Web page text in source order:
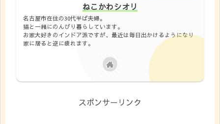
ねこかわシオリ
名古屋市在住の30代半ば夫婦。
猫と一緒にのんびり暮らしています。
お家大好きのインドア派ですが、最近は毎日出かけるようになり
家に居ると逆に疲れます。
スポンサーリンク